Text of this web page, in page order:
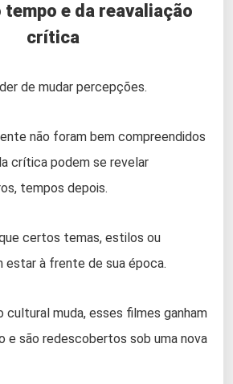
tempo e da reavaliação
crítica
de mudar percepções.
não foram bem compreendidos
crítica podem se revelar
tempos depois.
certos temas, estilos ou
estar à frente de sua época.
cultural muda, esses filmes ganham
e são redescobertos sob uma nova